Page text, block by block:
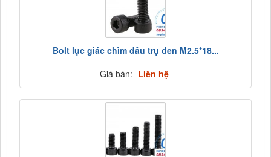
Bolt lục giác chìm đầu trụ đen M2.5*18...
Giá bán: Liên hệ